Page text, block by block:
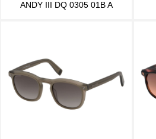
ANDY III DQ 0305 01B A